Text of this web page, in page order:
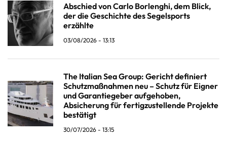
Abschied von Carlo Borlenghi, dem Blick,
der die Geschichte des Segelsports
erzählte
03/08/2026 - 13:13
The Italian Sea Group: Gericht definiert
Schutzmaßnahmen neu – Schutz für Eigner
und Garantiegeber aufgehoben,
Absicherung für fertigzustellende Projekte
bestätigt
30/07/2026 - 13:15